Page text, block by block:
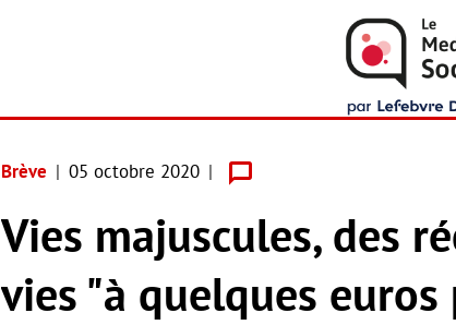
Brève 05 octobre 2020
Vies majuscules, des
vies "à quelques euros